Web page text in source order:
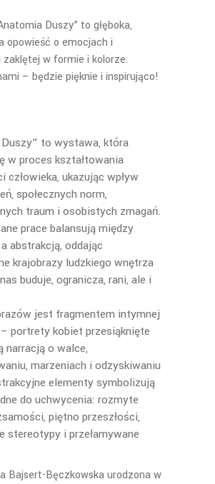
Duszy” to głęboka,
opowieść o emocjach i
zaklętej w formie i kolorze.
– będzie pięknie i inspirująco!
to wystawa, która
w proces kształtowania
człowieka, ukazując wpływ
społecznych norm,
traum i osobistych zmagań.
prace balansują między
abstrakcją, oddając
krajobrazy ludzkiego wnętrza
buduje, ogranicza, rani, ale i
jest fragmentem intymnej
portrety kobiet przesiąknięte
narracją o walce,
marzeniach i odzyskiwaniu
elementy symbolizują
do uchwycenia: rozmyte
piętno przeszłości,
stereotypy i przełamywane
Bęczkowska urodzona w